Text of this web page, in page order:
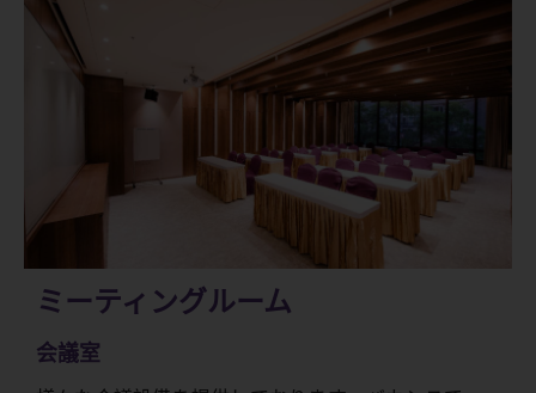
ミーティングルーム
会議室